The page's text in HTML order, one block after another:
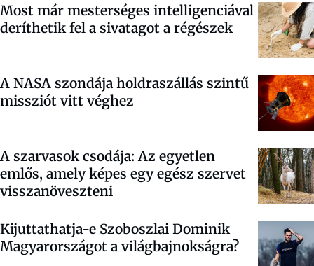
Most már mesterséges intelligenciával
deríthetik fel a sivatagot a régészek
A NASA szondája holdraszállás szintű
missziót vitt véghez
A szarvasok csodája: Az egyetlen
emlős, amely képes egy egész szervet
visszanöveszteni
Kijuttathatja-e Szoboszlai Dominik
Magyarországot a világbajnokságra?